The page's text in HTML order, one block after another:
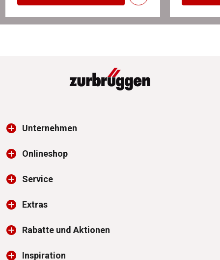
Unternehmen
Onlineshop
Service
Extras
Rabatte und Aktionen
Inspiration